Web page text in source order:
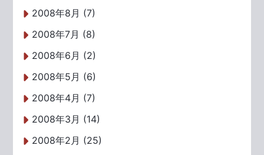
2008年8月 (7)
2008年7月 (8)
2008年6月 (2)
2008年5月 (6)
2008年4月 (7)
2008年3月 (14)
2008年2月 (25)